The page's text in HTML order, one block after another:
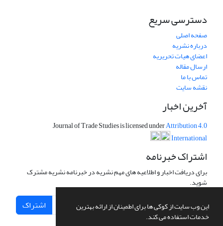
این وب سایت از کوکی ها برای اطمینان از ارائه بهترین
خدمات استفاده می کند.
دسترسی سریع
صفحه اصلی
درباره نشریه
اعضای هیات تحریریه
ارسال مقاله
تماس با ما
نقشه سایت
آخرین اخبار
Journal of Trade Studies is licensed underAttribution 4.0
International
اشتراک خبرنامه
برای دریافت اخبار و اطلاعیه های مهم نشریه در خبرنامه نشریه مشترک
شوید.
اشتراک